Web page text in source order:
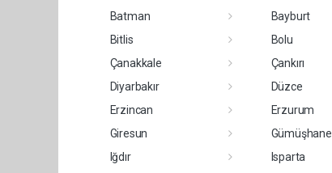
Batman
Bayburt
Bitlis
Bolu
Çanakkale
Çankırı
Diyarbakır
Düzce
Erzincan
Erzurum
Giresun
Gümüşhane
Iğdır
Isparta